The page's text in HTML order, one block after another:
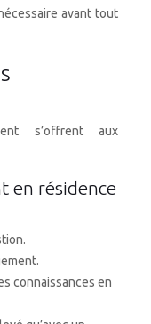
avant tout
s’offrent aux
en résidence
connaissances en